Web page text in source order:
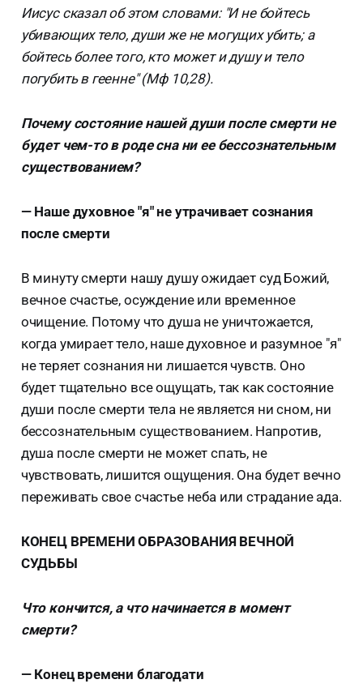
Иисус сказал об этом словами: "И не бойтесь
убивающих тело, души же не могущих убить; а
бойтесь более того, кто может и душу и тело
погубить в геенне" (Мф 10,28).
Почему состояние нашей души после смерти не
будет чем-то в роде сна ни ее бессознательным
существованием?
— Наше духовное "я" не утрачивает сознания
после смерти
В минуту смерти нашу душу ожидает суд Божий,
вечное счастье, осуждение или временное
очищение. Потому что душа не уничтожается,
когда умирает тело, наше духовное и разумное "я"
не теряет сознания ни лишается чувств. Оно
будет тщательно все ощущать, так как состояние
души после смерти тела не является ни сном, ни
бессознательным существованием. Напротив,
душа после смерти не может спать, не
чувствовать, лишится ощущения. Она будет вечно
переживать свое счастье неба или страдание ада.
КОНЕЦ ВРЕМЕНИ ОБРАЗОВАНИЯ ВЕЧНОЙ
СУДЬБЫ
Что кончится, а что начинается в момент
смерти?
— Конец времени благодати